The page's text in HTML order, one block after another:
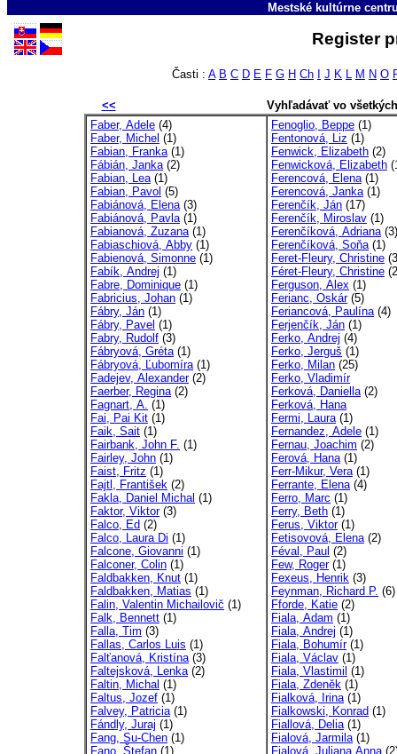
Mestské kultúrne
Register
Časti : A B C D E F G H Ch J K L M N O
<<
Vyhľadávať vo
Faber, Adele (4)
Faber, Michel (1)
Fabian, Franka(1)
Fábián, Janka(2)
Fabian, Lea(1)
Fabian, Pavol (5)
Fabiánová, Elena(3)
Fabiánová, Pavla(1)
Fabianová, Zuzana(1)
Fabiaschiová, Abby (1)
Fabienová, Simonne (1)
Fabík, Andrej (1)
Fabre, Dominique (1)
Fabricius, Johan (1)
Fábry, Ján (1)
Fábry, Pavel (1)
Fabry, Rudolf (3)
Fábryová, Gréta(1)
Fábryová, Ľubomíra(1)
Fadejev, Alexander(2)
Faerber, Regina(2)
Fagnart, A. (1)
Fai, Pai Kit (1)
Faik, Sait (1)
Fairbank, John F. (1)
Fairley, John (1)
Faist, Fritz (1)
Fajtl, František (2)
Fakla, Daniel Michal (1)
Faktor, Viktor(3)
Falco, Ed (2)
Falco, Laura Di (1)
Falcone, Giovanni (1)
Falconer, Colin (1)
Faldbakken, Knut (1)
Faldbakken, Matias (1)
Falin, Valentin Michailovič (1)
Falk, Bennett (1)
Falla, Tim (3)
Fallas, Carlos Luis (1)
Falťanová, Kristína(3)
Faltejsková, Lenka(2)
Faltin, Michal (1)
Faltus, Jozef (1)
Falvey, Patricia(1)
Fándly, Juraj (1)
Fang, Su-Chen (1)
Fano, Štefan (1)
Fenoglio, Beppe (1)
Fentonová, Liz (1)
Fenwick, Elizabeth (2)
Fenwicková, Elizabeth
Ferencová, Elena(1)
Ferencová, Janka(1)
Ferenčík, Ján (17)
Ferenčík, Miroslav (1)
Ferenčíková, Adriana(3)
Ferenčíková, Soňa(1)
Feret-Fleury, Christine
Féret-Fleury, Christine
Ferguson, Alex (1)
Ferianc, Oskár(5)
Feriancová, Paulína(4)
Ferjenčík, Ján (1)
Ferko, Andrej (4)
Ferko, Jerguš (1)
Ferko, Milan (25)
Ferko, Vladimír
Ferková, Daniella(2)
Ferková, Hana
Fermi, Laura(1)
Fernandez, Adele (1)
Fernau, Joachim (2)
Ferová, Hana(1)
Ferr-Mikur, Vera(1)
Ferrante, Elena(4)
Ferro, Marc (1)
Ferry, Beth (1)
Ferus, Viktor(1)
Fetisovová, Elena(2)
Féval, Paul (2)
Few, Roger(1)
Fexeus, Henrik (3)
Feynman, Richard P. (6)
Fforde, Katie (2)
Fiala, Adam (1)
Fiala, Andrej (1)
Fiala, Bohumír(1)
Fiala, Václav (1)
Fiala, Vlastimil (1)
Fiala, Zdeněk (1)
Fialková, Irina(1)
Fialkowski, Konrad (1)
Fiallová, Delia(1)
Fialová, Jarmila(1)
Fialová, Juliana Anna